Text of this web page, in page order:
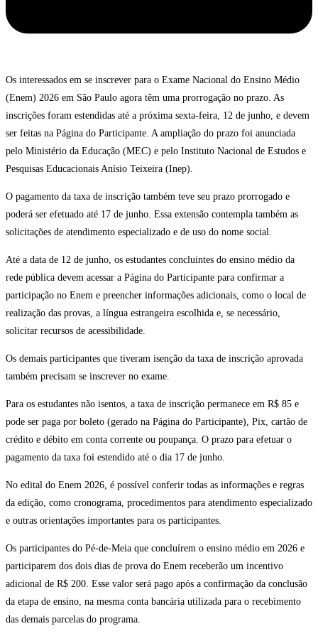
Os interessados em se inscrever para o Exame Nacional do Ensino Médio
(Enem) 2026 em São Paulo agora têm uma prorrogação no prazo. As
inscrições foram estendidas até a próxima sexta-feira, 12 de junho, e devem
ser feitas na Página do Participante. A ampliação do prazo foi anunciada
pelo Ministério da Educação (MEC) e pelo Instituto Nacional de Estudos e
Pesquisas Educacionais Anísio Teixeira (Inep).
O pagamento da taxa de inscrição também teve seu prazo prorrogado e
poderá ser efetuado até 17 de junho. Essa extensão contempla também as
solicitações de atendimento especializado e de uso do nome social.
Até a data de 12 de junho, os estudantes concluintes do ensino médio da
rede pública devem acessar a Página do Participante para confirmar a
participação no Enem e preencher informações adicionais, como o local de
realização das provas, a língua estrangeira escolhida e, se necessário,
solicitar recursos de acessibilidade.
Os demais participantes que tiveram isenção da taxa de inscrição aprovada
também precisam se inscrever no exame.
Para os estudantes não isentos, a taxa de inscrição permanece em R$ 85 e
pode ser paga por boleto (gerado na Página do Participante), Pix, cartão de
crédito e débito em conta corrente ou poupança. O prazo para efetuar o
pagamento da taxa foi estendido até o dia 17 de junho.
No edital do Enem 2026, é possível conferir todas as informações e regras
da edição, como cronograma, procedimentos para atendimento especializado
e outras orientações importantes para os participantes.
Os participantes do Pé-de-Meia que concluírem o ensino médio em 2026 e
participarem dos dois dias de prova do Enem receberão um incentivo
adicional de R$ 200. Esse valor será pago após a confirmação da conclusão
da etapa de ensino, na mesma conta bancária utilizada para o recebimento
das demais parcelas do programa.